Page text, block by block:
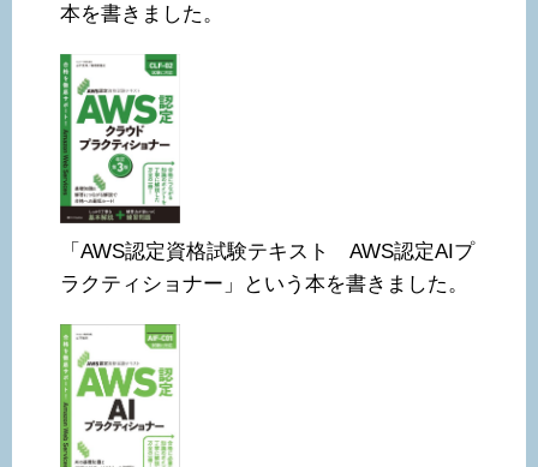
本を書きました。
「AWS認定資格試験テキスト AWS認定AIプ
ラクティショナー」という本を書きました。